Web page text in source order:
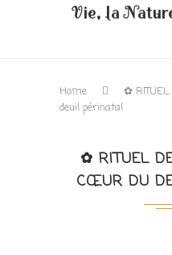
Vie, la
Home
✿
deuil périnatal
✿ RITUEL
CŒUR DU